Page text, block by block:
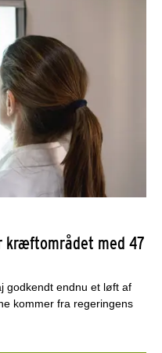
kræftområdet med 47
godkendt endnu et løft af
kommer fra regeringens